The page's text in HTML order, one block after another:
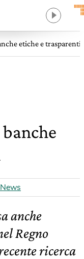
etiche e trasparenti
anche
Regno
ricerca